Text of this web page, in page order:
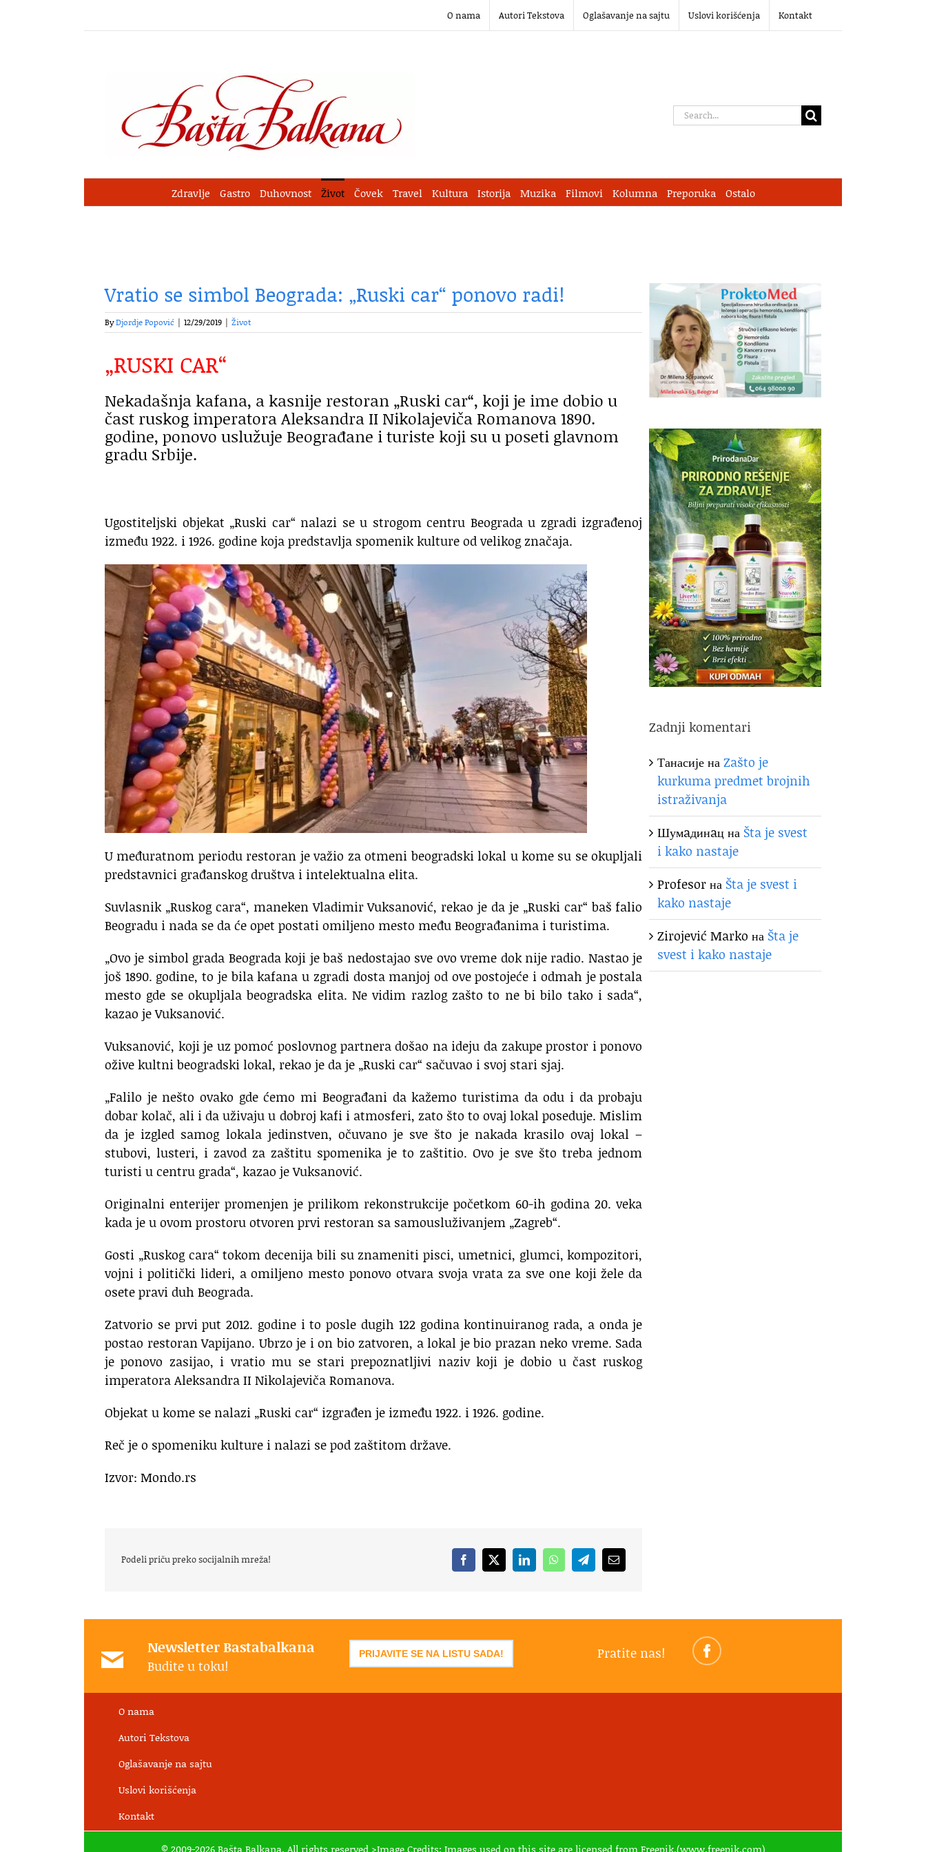
O nama Autori Tekstova Oglašavanje na sajtu Uslovi korišćenja Kontakt
Search
Zdravlje Gastro Duhovnost Život Čovek Travel Kultura Istorija Muzika Filmovi Kolumna Preporuka Ostalo
Vratio se simbol Beograda: „Ruski car“ ponovo radi!
ByDjordje Popović | 12/29/2019 | Život
„RUSKI CAR“
Nekadašnja kafana, a kasnije restoran „Ruski car“, koji je ime dobio u
čast ruskog imperatora Aleksandra II Nikolajeviča Romanova 1890.
godine, ponovo uslužuje Beograđane i turiste koji su u poseti glavnom
gradu Srbije.
Ugostiteljski objekat „Ruski car“ nalazi se u strogom centru Beograda u zgradi izgrađenoj
između 1922. i 1926. godine koja predstavlja spomenik kulture od velikog značaja.
U međuratnom periodu restoran je važio za otmeni beogradski lokal u kome su se okupljali
predstavnici građanskog društva i intelektualna elita.
Suvlasnik „Ruskog cara“, maneken Vladimir Vuksanović, rekao je da je „Ruski car“ baš falio
Beogradu i nada se da će opet postati omiljeno mesto među Beograđanima i turistima.
„Ovo je simbol grada Beograda koji je baš nedostajao sve ovo vreme dok nije radio. Nastao je
još 1890. godine, to je bila kafana u zgradi dosta manjoj od ove postojeće i odmah je postala
mesto gde se okupljala beogradska elita. Ne vidim razlog zašto to ne bi bilo tako i sada“,
kazao je Vuksanović.
Vuksanović, koji je uz pomoć poslovnog partnera došao na ideju da zakupe prostor i ponovo
ožive kultni beogradski lokal, rekao je da je „Ruski car“ sačuvao i svoj stari sjaj.
„Falilo je nešto ovako gde ćemo mi Beograđani da kažemo turistima da odu i da probaju
dobar kolač, ali i da uživaju u dobroj kafi i atmosferi, zato što to ovaj lokal poseduje. Mislim
da je izgled samog lokala jedinstven, očuvano je sve što je nakada krasilo ovaj lokal –
stubovi, lusteri, i zavod za zaštitu spomenika je to zaštitio. Ovo je sve što treba jednom
turisti u centru grada“, kazao je Vuksanović.
Originalni enterijer promenjen je prilikom rekonstrukcije početkom 60-ih godina 20. veka
kada je u ovom prostoru otvoren prvi restoran sa samousluživanjem „Zagreb“.
Gosti „Ruskog cara“ tokom decenija bili su znameniti pisci, umetnici, glumci, kompozitori,
vojni i politički lideri, a omiljeno mesto ponovo otvara svoja vrata za sve one koji žele da
osete pravi duh Beograda.
Zatvorio se prvi put 2012. godine i to posle dugih 122 godina kontinuiranog rada, a onda je
postao restoran Vapijano. Ubrzo je i on bio zatvoren, a lokal je bio prazan neko vreme. Sada
je ponovo zasijao, i vratio mu se stari prepoznatljivi naziv koji je dobio u čast ruskog
imperatora Aleksandra II Nikolajeviča Romanova.
Objekat u kome se nalazi „Ruski car“ izgrađen je između 1922. i 1926. godine.
Reč je o spomeniku kulture i nalazi se pod zaštitom države.
Izvor: Mondo.rs
Podeli priču preko socijalnih mreža! Facebook
X LinkedInWhatsAppTelegramEmail
Zadnji komentari
ТанасијенаZašto je
kurkuma predmet brojnih
istraživanja
Шумaдинaцна Šta je svest
i kako nastaje
Profesorна Šta je svest i
kako nastaje
Zirojević Marko на Šta je
svest i kako nastaje
Newsletter Bastabalkana
Budite u toku!
PRIJAVITE SE NA LISTU SADA! Pratite nas!
O nama
Autori Tekstova
Oglašavanje na sajtu
Uslovi korišćenja
Kontakt
© 2009-2026 Bašta Balkana. All rights reserved >Image Credits: Images used on this site are licensed from Freepik.(www.freepik.com)